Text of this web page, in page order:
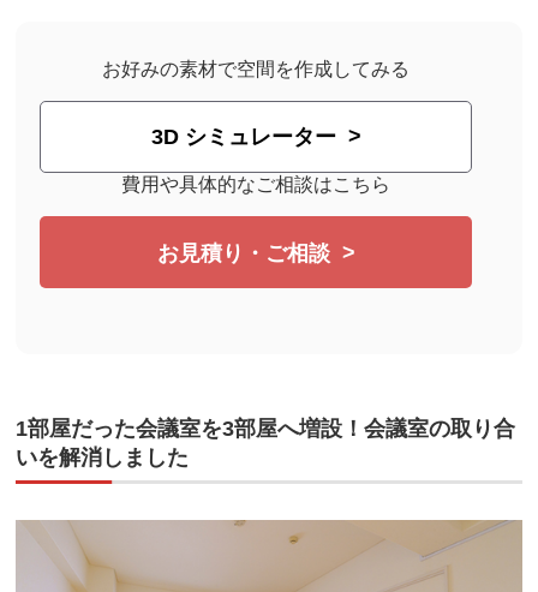
お好みの素材で空間を作成してみる
3D シミュレーター
費用や具体的なご相談はこちら
お見積り・ご相談
1部屋だった会議室を3部屋へ増設！会議室の取り合
いを解消しました